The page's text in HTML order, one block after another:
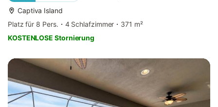
Captiva Island
Platz für 8 Pers.
4 Schlafzimmer
371 m²
KOSTENLOSE Stornierung